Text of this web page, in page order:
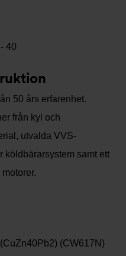
40
50 års erfarenhet.
från kyl och
utvalda VVS-
köldbärarsystem samt ett
(CW617N)